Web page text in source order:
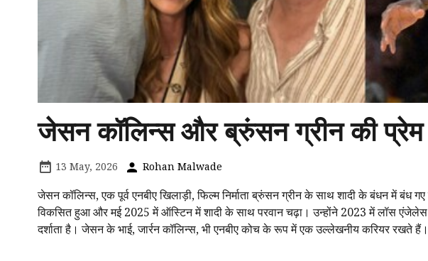
जेसन कॉलिन्स और ब्रुंसन ग्रीन की प्रेम
13 May, 2026 Rohan Malwade
जेसन कॉलिन्स, एक पूर्व एनबीए खिलाड़ी, फिल्म निर्माता ब्रुंसन ग्रीन के साथ शादी के बंधन में बंध
विकसित हुआ और मई 2025 में ऑस्टिन में शादी के साथ परवान चढ़ा। उन्होंने 2023 में लॉस एंजेलेस
दर्शाता है। जेसन के भाई, जार्रन कॉलिन्स, भी एनबीए कोच के रूप में एक उल्लेखनीय करियर रखते